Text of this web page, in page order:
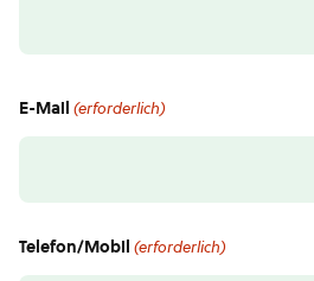
E-Mail (erforderlich)
Telefon/Mobil (erforderlich)